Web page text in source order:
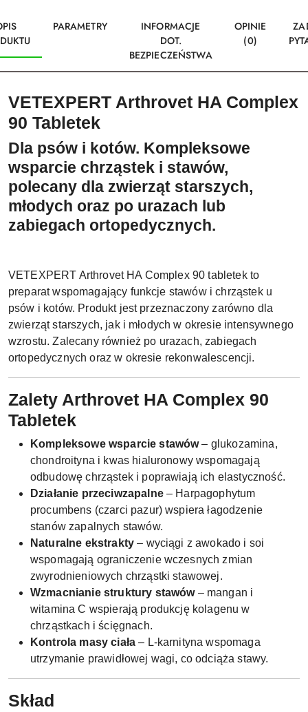
PARAMETRY
INFORMACJE
DOT.
BEZPIECZEŃSTWA
OPINIE
(0)
VETEXPERT Arthrovet HA Complex
90 Tabletek
Dla psów i kotów. Kompleksowe
wsparcie chrząstek i stawów,
polecany dla zwierząt starszych,
młodych oraz po urazach lub
zabiegach ortopedycznych.
VETEXPERT Arthrovet HA Complex 90 tabletek to
preparat wspomagający funkcje stawów i chrząstek u
psów i kotów. Produkt jest przeznaczony zarówno dla
zwierząt starszych, jak i młodych w okresie intensywnego
wzrostu. Zalecany również po urazach, zabiegach
ortopedycznych oraz w okresie rekonwalescencji.
Zalety Arthrovet HA Complex 90
Tabletek
Kompleksowe wsparcie stawów– glukozamina,
chondroityna i kwas hialuronowy wspomagają
odbudowę chrząstek i poprawiają ich elastyczność.
Działanie przeciwzapalne– Harpagophytum
procumbens (czarci pazur) wspiera łagodzenie
stanów zapalnych stawów.
Naturalne ekstrakty – wyciągi z awokado i soi
wspomagają ograniczenie wczesnych zmian
zwyrodnieniowych chrząstki stawowej.
Wzmacnianie struktury stawów– mangan i
witamina C wspierają produkcję kolagenu w
chrząstkach i ścięgnach.
Kontrola masy ciała – L-karnityna wspomaga
utrzymanie prawidłowej wagi, co odciąża stawy.
Skład